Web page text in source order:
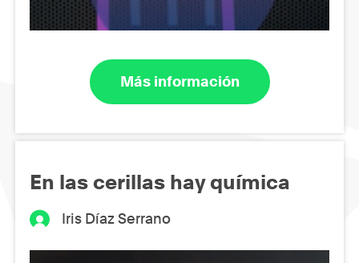
Más información
En las cerillas hay química
Iris Díaz Serrano